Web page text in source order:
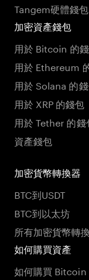
Tangem硬體錢包
加密資產錢包
用於 Bitcoin 的
用於 Ethereum
用於 Solana 的
用於 XRP 的錢包
用於 Tether 的錢
資產錢包
加密貨幣轉換器
BTC到USDT
BTC到以太坊
所有加密貨幣轉
如何購買資產
如何購買 Bitcoin